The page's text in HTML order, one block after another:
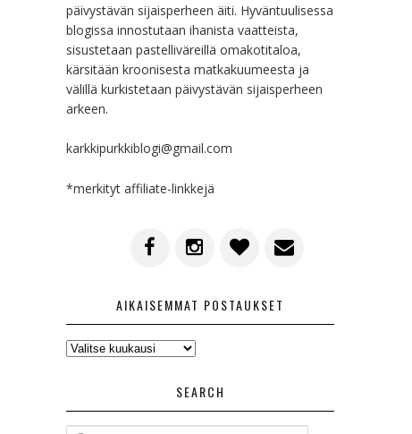
päivystävän sijaisperheen äiti. Hyväntuulisessa
blogissa innostutaan ihanista vaatteista,
sisustetaan pastelliväreillä omakotitaloa,
kärsitään kroonisesta matkakuumeesta ja
välillä kurkistetaan päivystävän sijaisperheen
arkeen.
karkkipurkkiblogi@gmail.com
*merkityt affiliate-linkkejä
AIKAISEMMAT POSTAUKSET
AIKAISEMMAT
SEARCH